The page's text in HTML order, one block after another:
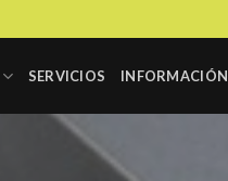
SERVICIOS INFORMACIÓN